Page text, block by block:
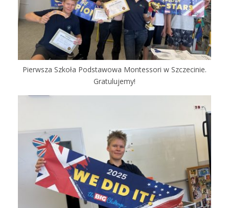
Pierwsza Szkoła Podstawowa Montessori w Szczecinie.
Gratulujemy!